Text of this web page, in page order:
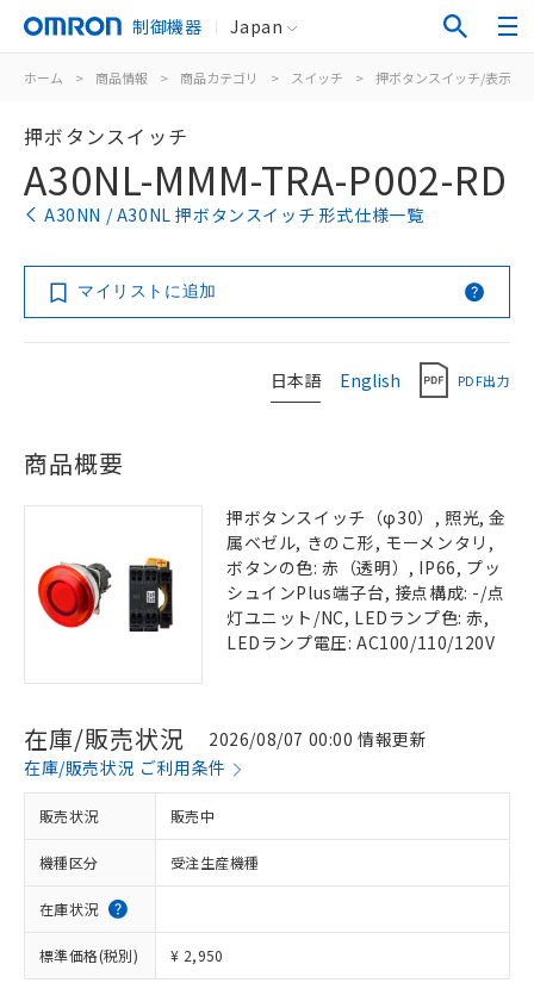
制御機器 Japan
ホーム > 商品情報 > 商品カテゴリ > スイッチ > 押ボタンスイッチ/表示灯
押ボタンスイッチ
A30NL-MMM-TRA-P002-RD
A30NN / A30NL 押ボタンスイッチ 形式仕様一覧
マイリストに追加
日本語 English PDF出力
商品概要
押ボタンスイッチ（φ30）, 照光, 金
属ベゼル, きのこ形, モーメンタリ,
ボタンの色: 赤（透明）, IP66, プッ
シュインPlus端子台, 接点構成: -/点
灯ユニット/NC, LEDランプ色: 赤,
LEDランプ電圧: AC100/110/120V
在庫/販売状況
2026/08/07 00:00 情報更新
在庫/販売状況 ご利用条件
販売状況 販売中
機種区分 受注生産機種
在庫状況
標準価格(税別) ¥ 2,950